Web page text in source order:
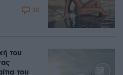
30
του
του